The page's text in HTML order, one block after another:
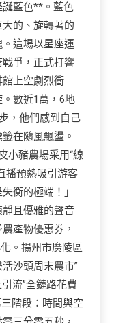
誕藍色**。藍色
的、旋轉著的
這場以星座運
爭，正式打響
上空劇烈衝
數近1萬，6地
，他們感到自己
在隨風飄盪。
小豬農場采用“線
播預熱吸引游客
衡的極端！」
且優雅的聲音
產物優惠券，
。揚州市廣陵區
沙頭周末農市”
流”全鏈路花費
階段：時間與空